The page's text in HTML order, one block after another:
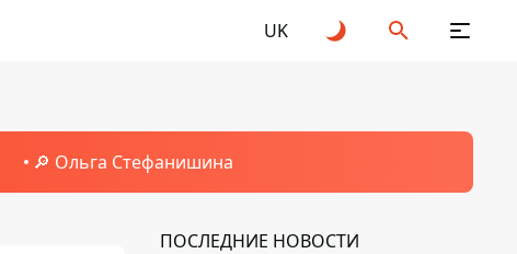
UK
🔎 Ольга Стефанишина
ПОСЛЕДНИЕ НОВОСТИ